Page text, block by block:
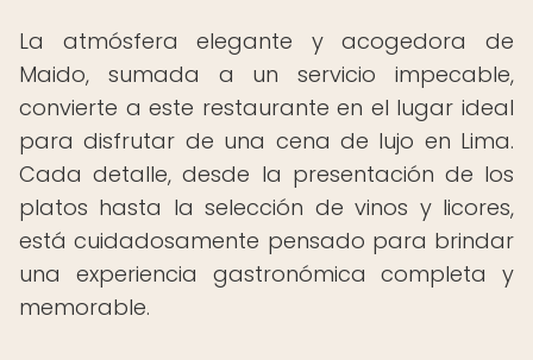
La atmósfera elegante y acogedora de
Maido, sumada a un servicio impecable,
convierte a este restaurante en el lugar ideal
para disfrutar de una cena de lujo en Lima.
Cada detalle, desde la presentación de los
platos hasta la selección de vinos y licores,
está cuidadosamente pensado para brindar
una experiencia gastronómica completa y
memorable.